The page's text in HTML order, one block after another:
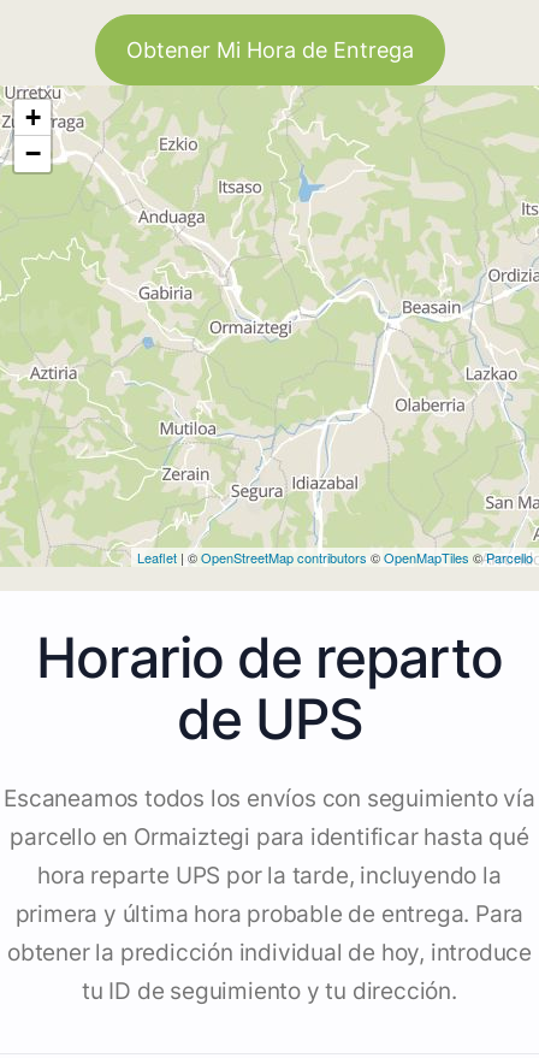
Obtener Mi Hora de Entrega
+
−
Leaflet | ©OpenStreetMap contributors ©OpenMapTiles ©Parcello
Horario de reparto
de UPS
Escaneamos todos los envíos con seguimiento vía
parcello en Ormaiztegi para identificar hasta qué
hora reparte UPS por la tarde, incluyendo la
primera y última hora probable de entrega. Para
obtener la predicción individual de hoy, introduce
tu ID de seguimiento y tu dirección.